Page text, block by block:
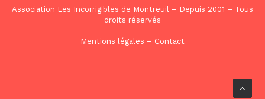
Association Les Incorrigibles de Montreuil – Depuis 2001 – Tous
droits réservés
Mentions légales – Contact